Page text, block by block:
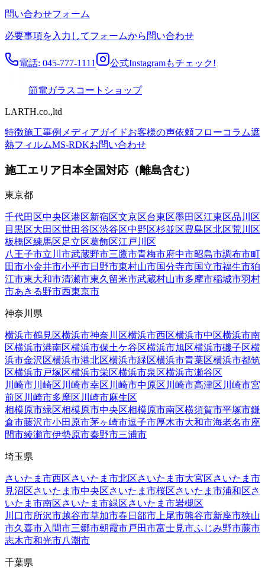
問い合わせフォーム
必要事項を入力してフォームから問い合わせ
電話: 045-777-1111 公式Instagramもチェック!
節電ガラスコートショップ
LARTH.co.,ltd
特徴施工事例 メディアガイドお客様の声依頼フローコラム遮
熱フィルムMS-RDKお問い合わせ
施工エリア 日本全国対応（離島含む）
東京都
千代田区中央区港区新宿区文京区台東区墨田区江東区品川区
目黒区大田区世田谷区渋谷区中野区杉並区豊島区北区荒川区
板橋区練馬区足立区葛飾区江戸川区
八王子市立川市武蔵野市三鷹市青梅市府中市昭島市調布市町
田市小金井市小平市日野市東村山市国分寺市国立市福生市狛
江市東大和市清瀬市東久留米市武蔵村山市多摩市稲城市羽村
市あきる野市西東京市
神奈川県
横浜市鶴見区横浜市神奈川区横浜市西区横浜市中区横浜市南
区横浜市港南区横浜市保土ケ谷区横浜市旭区横浜市磯子区横
浜市金沢区横浜市港北区横浜市緑区横浜市青葉区横浜市都筑
区横浜市戸塚区横浜市栄区横浜市泉区横浜市瀬谷区
川崎市川崎区 川崎市幸区 川崎市中原区 川崎市高津区 川崎市宮
前区 川崎市多摩区 川崎市麻生区
相模原市緑区相模原市中央区相模原市南区横須賀市平塚市鎌
倉市藤沢市小田原市茅ヶ崎市逗子市厚木市大和市海老名市座
間市綾瀬市伊勢原市秦野市三浦市
埼玉県
さいたま市西区さいたま市北区さいたま市大宮区さいたま市
見沼区さいたま市中央区さいたま市桜区さいたま市浦和区さ
いたま市南区さいたま市緑区さいたま市岩槻区
川口市所沢市越谷市草加市春日部市 上尾市熊谷市新座市狭山
市久喜市入間市三郷市朝霞市戸田市富士見市ふじみ野市蕨市
志木市和光市八潮市
千葉県